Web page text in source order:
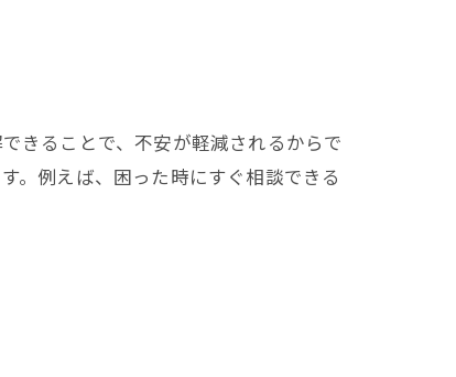
きることで、不安が軽減されるからで
。例えば、困った時にすぐ相談できる